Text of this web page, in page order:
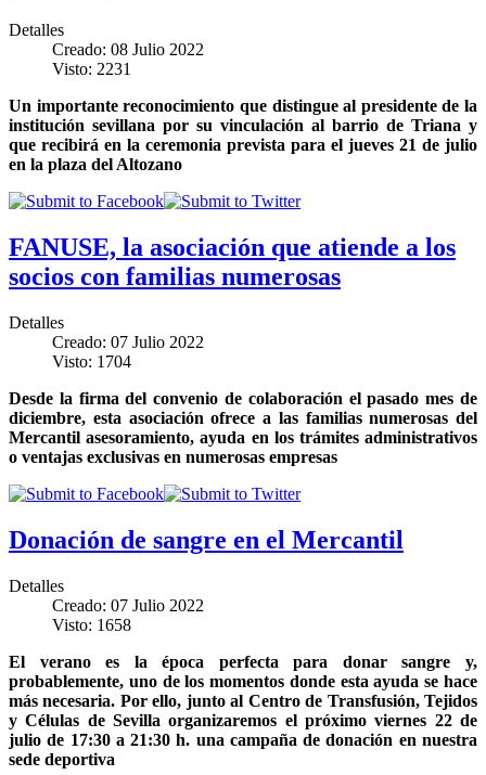
Detalles
Creado: 08 Julio 2022
Visto: 2231
Un importante reconocimiento que distingue al presidente de la
institución sevillana por su vinculación al barrio de Triana y
que recibirá en la ceremonia prevista para el jueves 21 de julio
en la plaza del Altozano
FANUSE, la asociación que atiende a los
socios con familias numerosas
Detalles
Creado: 07 Julio 2022
Visto: 1704
Desde la firma del convenio de colaboración el pasado mes de
diciembre, esta asociación ofrece a las familias numerosas del
Mercantil asesoramiento, ayuda en los trámites administrativos
o ventajas exclusivas en numerosas empresas
Donación de sangre en el Mercantil
Detalles
Creado: 07 Julio 2022
Visto: 1658
El verano es la época perfecta para donar sangre y,
probablemente, uno de los momentos donde esta ayuda se hace
más necesaria. Por ello, junto al Centro de Transfusión, Tejidos
y Células de Sevilla organizaremos el próximo viernes 22 de
julio de 17:30 a 21:30 h. una campaña de donación en nuestra
sede deportiva